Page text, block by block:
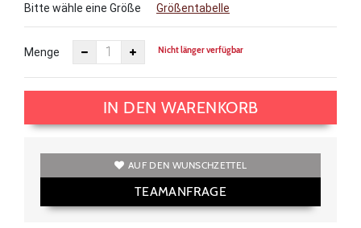
Bitte wähle eine Größe
Größentabelle
Menge Nicht länger verfügbar
IN DEN WARENKORB
AUF DEN WUNSCHZETTEL
TEAMANFRAGE